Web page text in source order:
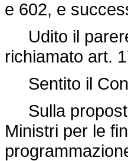
e 602, e
Udito il
richiamato art.
Sentito il
Sulla
Ministri per le